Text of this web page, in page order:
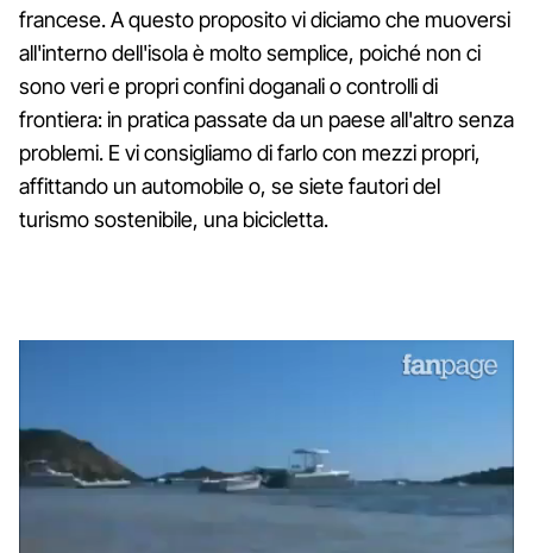
francese. A questo proposito vi diciamo che muoversi
all'interno dell'isola è molto semplice, poiché non ci
sono veri e propri confini doganali o controlli di
frontiera: in pratica passate da un paese all'altro senza
problemi. E vi consigliamo di farlo con mezzi propri,
affittando un automobile o, se siete fautori del
turismo sostenibile, una bicicletta.